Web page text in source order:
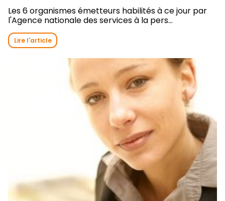
Les 6 organismes émetteurs habilités à ce jour par
l'Agence nationale des services à la pers...
Lire l'article